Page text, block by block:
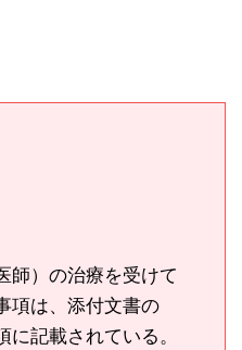
師）の治療を受けて
項は、添付文書の
に記載されている。